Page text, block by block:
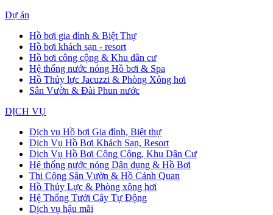
Dự án
Hồ bơi gia đình & Biệt Thự
Hồ bơi khách sạn - resort
Hồ bơi công cộng & Khu dân cư
Hệ thống nước nóng Hồ bơi & Spa
Hồ Thủy lực Jacuzzi & Phòng Xông hơi
Sân Vườn & Đài Phun nước
DỊCH VỤ
Dịch vụ Hồ bơi Gia đình, Biệt thự
Dịch Vụ Hồ Bơi Khách Sạn, Resort
Dịch Vụ Hồ Bơi Công Cộng, Khu Dân Cư
Hệ thống nước nóng Dân dụng & Hồ Bơi
Thi Công Sân Vườn & Hồ Cảnh Quan
Hồ Thủy Lực & Phòng xông hơi
Hệ Thống Tưới Cây Tự Động
Dịch vụ hậu mãi